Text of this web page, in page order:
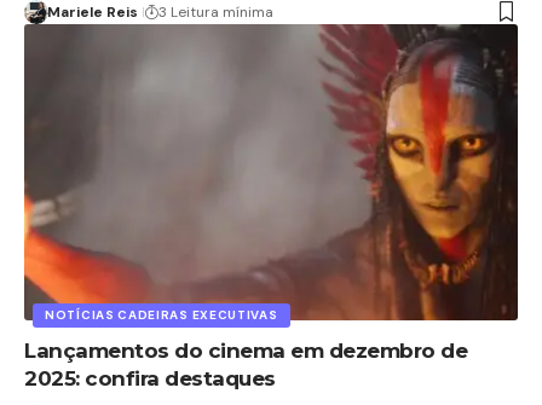
Mariele Reis 3 Leitura mínima
NOTÍCIAS CADEIRAS EXECUTIVAS
Lançamentos do cinema em dezembro de
2025: confira destaques